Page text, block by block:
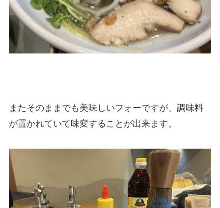
またそのままでも美味しいフォーですが、調味料
が置かれていて味変することが出来ます。